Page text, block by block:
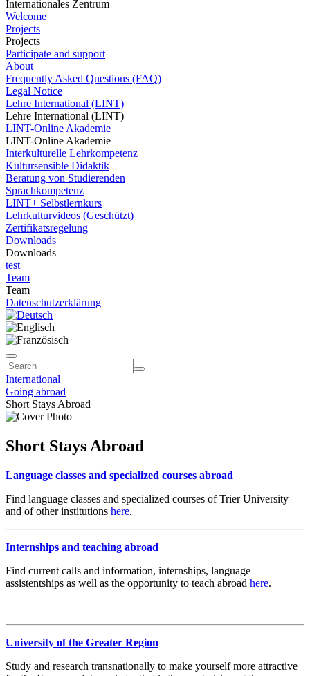
Internationales Zentrum
Welcome
Projects
Projects
Participate and support
About
Frequently Asked Questions (FAQ)
Legal Notice
Lehre International (LINT)
Lehre International (LINT)
LINT-Online Akademie
LINT-Online Akademie
Interkulturelle Lehrkompetenz
Kultursensible Didaktik
Beratung von Studierenden
Sprachkompetenz
LINT+ Selbstlernkurs
Lehrkulturvideos (Geschützt)
Zertifikatsregelung
Downloads
Downloads
test
Team
Team
Datenschutzerklärung
International
Going abroad
Short Stays Abroad
Short Stays Abroad
Language classes and specialized courses abroad
Find language classes and specialized courses of Trier University
and of other institutions here.
Internships and teaching abroad
Find current calls and information, internships, language
assistentships as well as the opportunity to teach abroad here.
University of the Greater Region
Study and research transnationally to make yourself more attractive